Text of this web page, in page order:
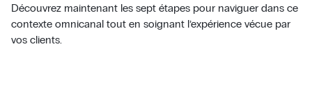
Découvrez maintenant les sept étapes pour naviguer dans ce
contexte omnicanal tout en soignant l’expérience vécue par
vos clients.